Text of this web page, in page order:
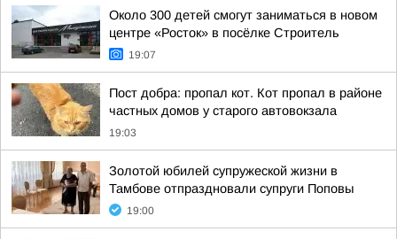
Около 300 детей смогут заниматься в новом
центре «Росток» в посёлке Строитель
19:07
Пост добра: пропал кот. Кот пропал в районе
частных домов у старого автовокзала
19:03
Золотой юбилей супружеской жизни в
Тамбове отпраздновали супруги Поповы
19:00